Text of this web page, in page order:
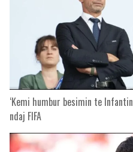
‘Kemi humbur besimin te
ndaj FIFA